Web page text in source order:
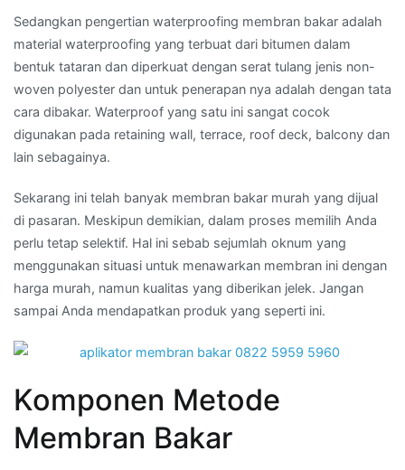
Sedangkan pengertian waterproofing membran bakar adalah
material waterproofing yang terbuat dari bitumen dalam
bentuk tataran dan diperkuat dengan serat tulang jenis non-
woven polyester dan untuk penerapan nya adalah dengan tata
cara dibakar. Waterproof yang satu ini sangat cocok
digunakan pada retaining wall, terrace, roof deck, balcony dan
lain sebagainya.
Sekarang ini telah banyak membran bakar murah yang dijual
di pasaran. Meskipun demikian, dalam proses memilih Anda
perlu tetap selektif. Hal ini sebab sejumlah oknum yang
menggunakan situasi untuk menawarkan membran ini dengan
harga murah, namun kualitas yang diberikan jelek. Jangan
sampai Anda mendapatkan produk yang seperti ini.
Komponen Metode
Membran Bakar